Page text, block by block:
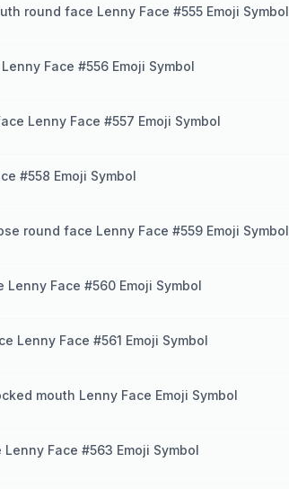
round face Lenny Face #555 Emoji Symbol
Face #556 Emoji Symbol
Lenny Face #557 Emoji Symbol
#558 Emoji Symbol
round face Lenny Face #559 Emoji Symbol
Face #560 Emoji Symbol
Lenny Face #561 Emoji Symbol
mouth Lenny Face Emoji Symbol
Face #563 Emoji Symbol